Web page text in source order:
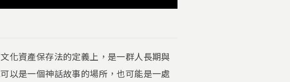
化資產保存法的定義上，是一群人長期與
以是一個神話故事的場所，也可能是一處